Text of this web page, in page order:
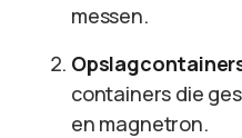
messen.
containers die
en magnetron.